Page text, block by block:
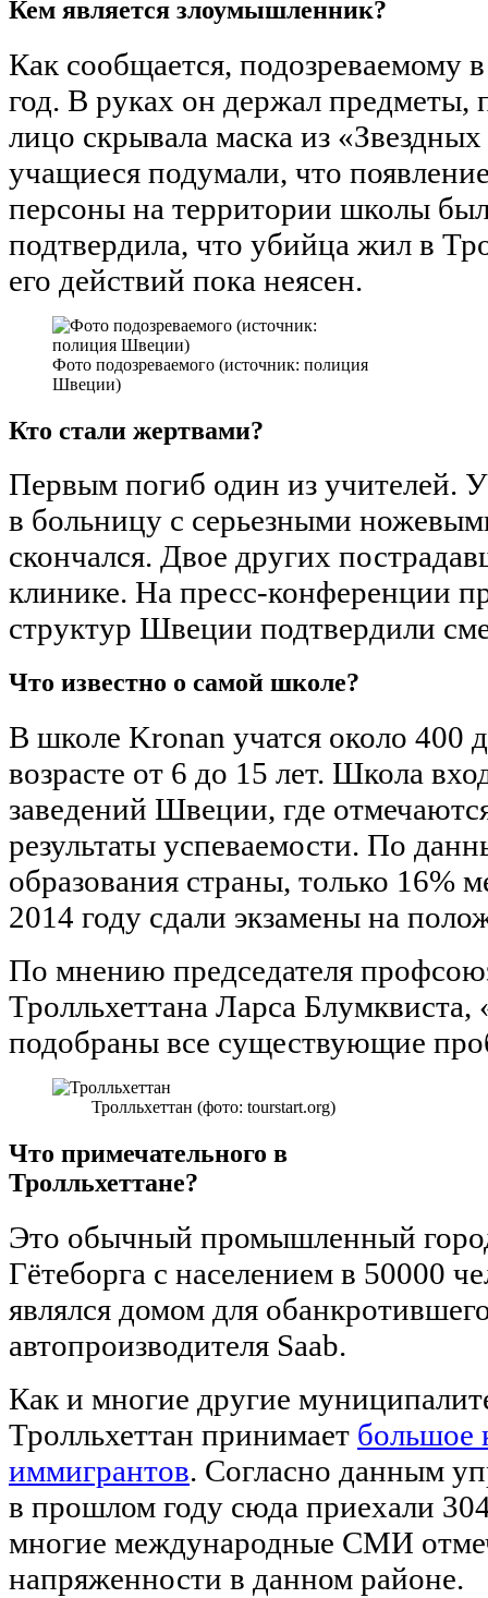
Кем является злоумышленник?
Как сообщается, подозреваемому
год. В руках он держал предметы,
лицо скрывала маска из
учащиеся подумали, что
персоны на территории школы
подтвердила, что убийца жил в
его действий пока неясен.
Фото подозреваемого (источник: полиция
Швеции)
Кто стали жертвами?
Первым погиб один из учителей.
в больницу с серьезными
скончался. Двое других
клинике. На пресс-конференции
структур Швеции подтвердили
Что известно о самой школе?
В школе Kronan учатся около 400
возрасте от 6 до 15 лет. Школа
заведений Швеции, где
результаты успеваемости. По
образования страны, только 16%
2014 году сдали экзамены на
По мнению председателя
Тролльхеттана Ларса Блумквиста,
подобраны все существующие
Тролльхеттан (фото: tourstart.org)
Что примечательного в
Тролльхеттане?
Это обычный промышленный
Гётеборга с населением в 50000
являлся домом для
автопроизводителя Saab.
Как и многие другие
Тролльхеттан принимает большое
иммигрантов. Согласно данным
в прошлом году сюда приехали
многие международные СМИ
напряженности в данном районе.